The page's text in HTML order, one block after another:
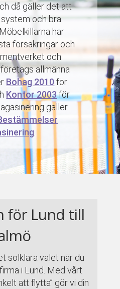
då gäller det att
och bra
har
försäkringar och
och
allmänna
Bohag 2010 för
Kontor 2003för
gäller
för Lund till
solklara valet när du
i Lund. Med vårt
att flytta” gör vi din